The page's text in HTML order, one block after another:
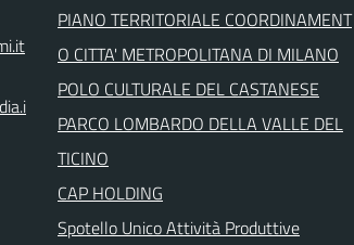
PIANO TERRITORIALE COORDINAMENT
O CITTA' METROPOLITANA DI MILANO
POLO CULTURALE DEL CASTANESE
PARCO LOMBARDO DELLA VALLE DEL
TICINO
CAP HOLDING
Spotello Unico Attività Produttive